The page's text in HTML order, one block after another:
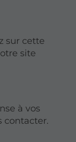
sur cette
site
à vos
contacter.